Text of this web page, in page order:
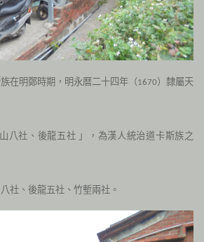
在明鄭時期，明永曆二十四年（1670）隸屬天
八社、後龍五社 」，為漢人統治道卡斯族之
社、後龍五社、竹塹兩社。